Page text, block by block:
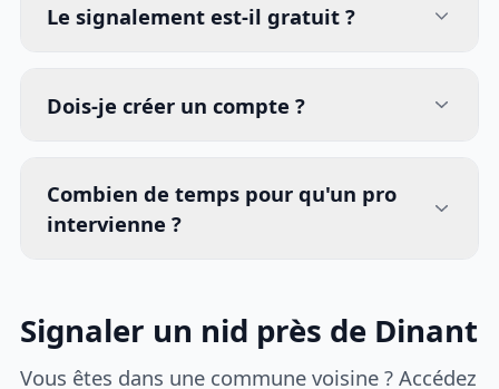
Le signalement est-il gratuit ?
Dois-je créer un compte ?
Combien de temps pour qu'un pro
intervienne ?
Signaler un nid près de Dinant
Vous êtes dans une commune voisine ? Accédez